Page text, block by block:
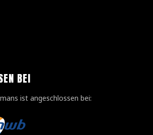
BEI
ist angeschlossen bei: